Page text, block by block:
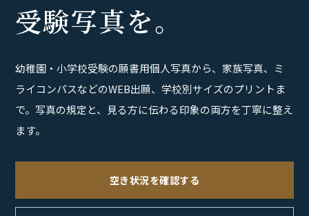
受験写真を。
幼稚園・小学校受験の願書用個人写真から、家族写真、ミ
ライコンパスなどのWEB出願、学校別サイズのプリントま
で。写真の規定と、見る方に伝わる印象の両方を丁寧に整え
ます。
空き状況を確認する